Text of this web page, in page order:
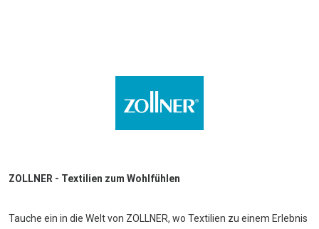
ZOLLNER - Textilien zum Wohlfühlen
Tauche ein in die Welt von ZOLLNER, wo Textilien zu einem Erlebnis